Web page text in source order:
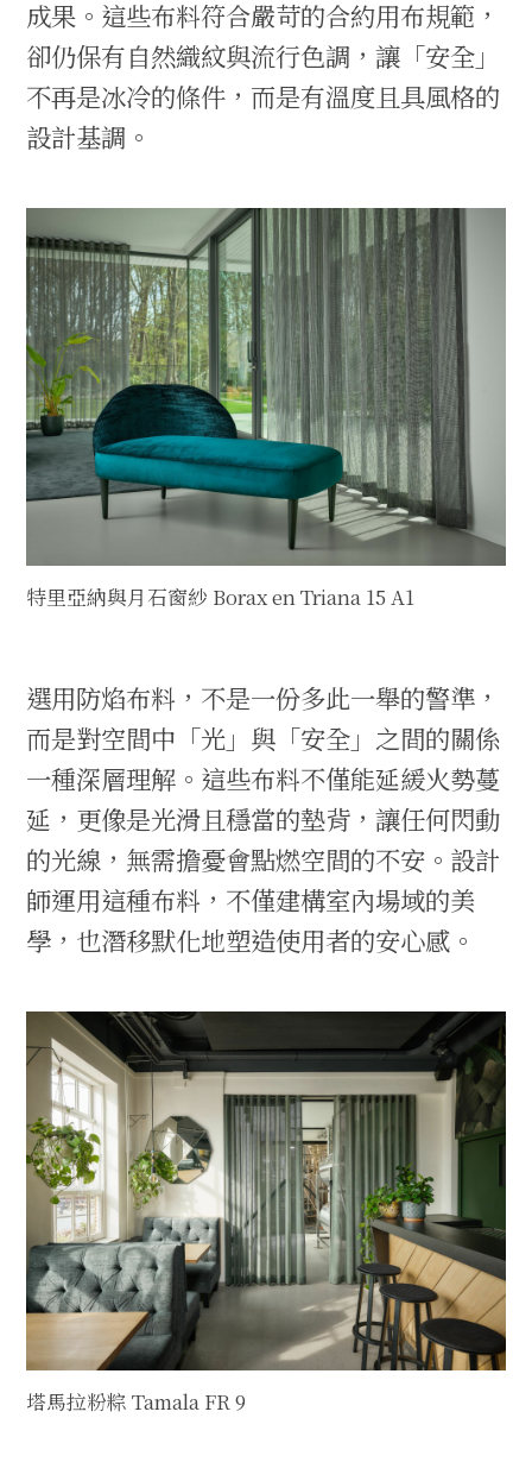
成果。這些布料符合嚴苛的合約用布規範，
卻仍保有自然織紋與流行色調，讓「安全」
不再是冰冷的條件，而是有溫度且具風格的
設計基調。
特里亞納與月石窗紗 Borax en Triana 15 A1
選用防焰布料，不是一份多此一舉的警準，
而是對空間中「光」與「安全」之間的關係
一種深層理解。這些布料不僅能延緩火勢蔓
延，更像是光滑且穩當的墊背，讓任何閃動
的光線，無需擔憂會點燃空間的不安。設計
師運用這種布料，不僅建構室內場域的美
學，也潛移默化地塑造使用者的安心感。
塔馬拉粉粽 Tamala FR 9